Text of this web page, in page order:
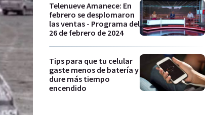
Telenueve Amanece: En
febrero se desplomaron
las ventas - Programa del
26 de febrero de 2024
Tips para que tu celular
gaste menos de batería y
dure más tiempo
encendido